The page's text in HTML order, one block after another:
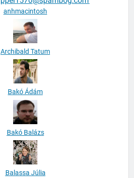
anhmacintosh
Archibald Tatum
Bakó Ádám
Bakó Balázs
Balassa Júlia